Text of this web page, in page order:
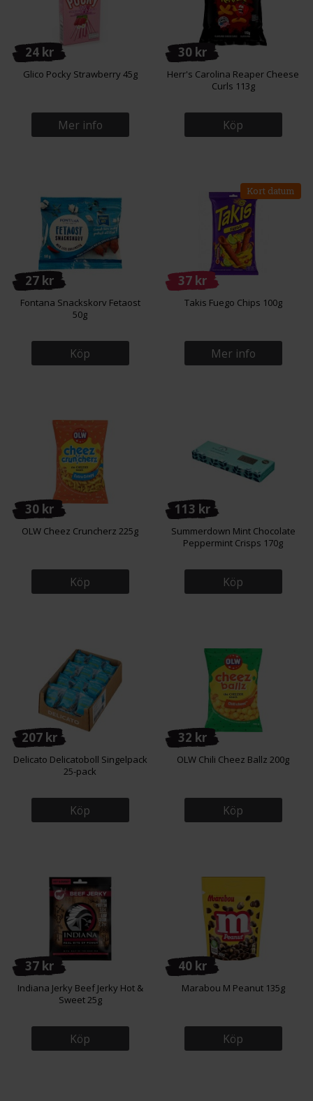
24 kr
Glico Pocky Strawberry 45g
Mer info
30 kr
Herr's Carolina Reaper Cheese
Curls 113g
Köp
27 kr
Fontana Snackskorv Fetaost
50g
Köp
37 kr
Kort datum
Takis Fuego Chips 100g
Mer info
30 kr
OLW Cheez Cruncherz 225g
Köp
113 kr
Summerdown Mint Chocolate
Peppermint Crisps 170g
Köp
207 kr
Delicato Delicatoboll Singelpack
25-pack
Köp
32 kr
OLW Chili Cheez Ballz 200g
Köp
37 kr
Indiana Jerky Beef Jerky Hot &
Sweet 25g
Köp
40 kr
Marabou M Peanut 135g
Köp